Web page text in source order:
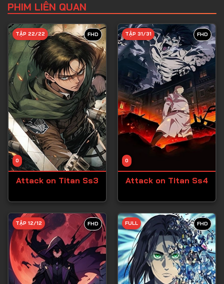
Tập 6
Tập 7
Tập 8
Tập 10
Tập 11
Tập 12
Tập 13
Tập 14
Tập 15
Tập 17
Tập 18
Tập 19
Tập 20
Tập 21
PHIM LIÊN QUAN
FHD
0
TẬP 22/22
Attack on Titan Ss3
FHD
0
TẬP 31/31
Attack on Titan Ss4
FHD
TẬP 12/12 FHD
FULL